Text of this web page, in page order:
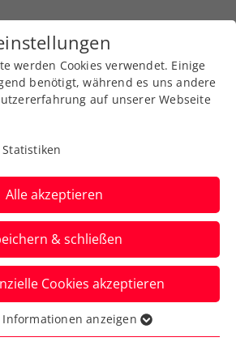
Sports
setzt auf
Männerpower
Perspektiven und
bei „Advantage Ladies“
werden Cookies verwendet. Einige
benötigt, während es uns andere
auf unserer Webseite
Statistiken
Alle akzeptieren
& schließen
Cookies akzeptieren
werden für grundlegende
Informationen anzeigen